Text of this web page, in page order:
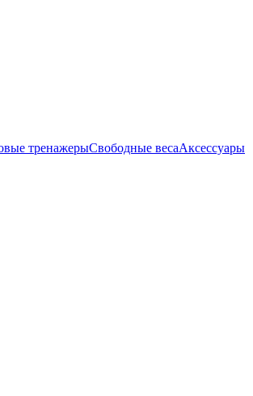
тренажерыСвободные весаАксессуары